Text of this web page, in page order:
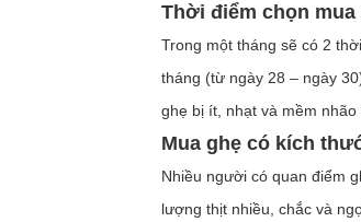
Thời điểm chọn mua
Trong một tháng sẽ có 2
tháng (từ ngày 28 – ngày
ghẹ bị ít, nhạt và mềm nhão
Mua ghẹ có kích
Nhiều người có quan điểm
lượng thịt nhiều, chắc và